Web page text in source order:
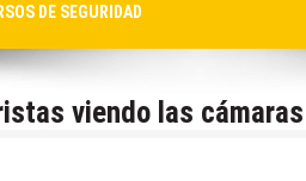
DE SEGURIDAD
viendo las